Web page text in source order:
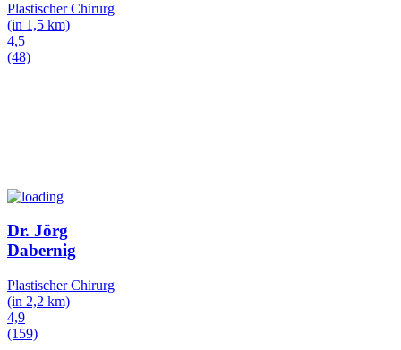
Plastischer Chirurg
(in 1,5 km)
4,5
(48)
Dr. Jörg
Dabernig
Plastischer Chirurg
(in 2,2 km)
4,9
(159)